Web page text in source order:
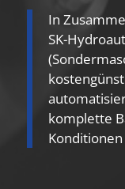
In
SK-
komplette